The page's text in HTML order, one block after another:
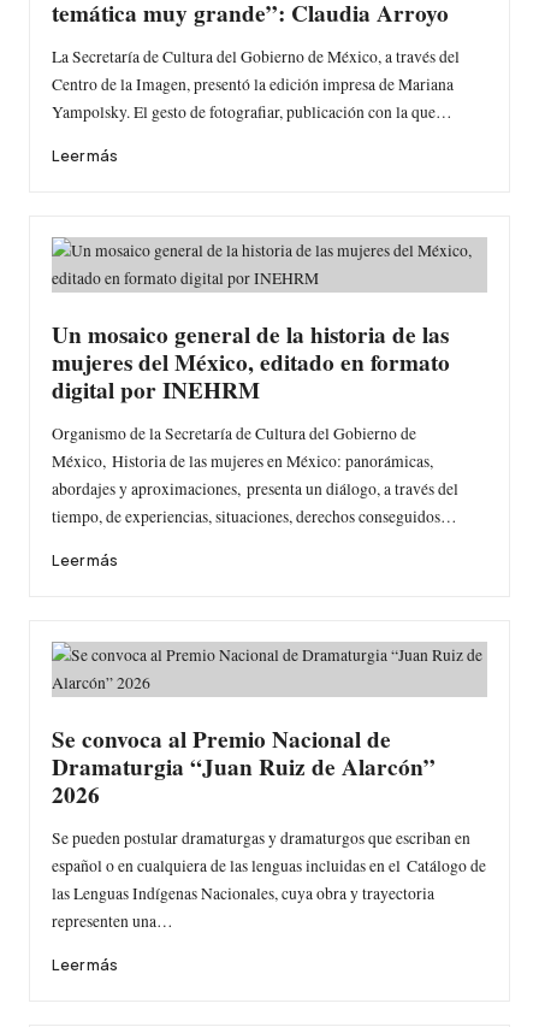
temática muy grande”: Claudia Arroyo
La Secretaría de Cultura del Gobierno de México, a través del
Centro de la Imagen, presentó la edición impresa de Mariana
Yampolsky. El gesto de fotografiar, publicación con la que…
Leer más
Un mosaico general de la historia de las
mujeres del México, editado en formato
digital por INEHRM
Organismo de la Secretaría de Cultura del Gobierno de
México, Historia de las mujeres en México: panorámicas,
abordajes y aproximaciones, presenta un diálogo, a través del
tiempo, de experiencias, situaciones, derechos conseguidos…
Leer más
Se convoca al Premio Nacional de
Dramaturgia “Juan Ruiz de Alarcón”
2026
Se pueden postular dramaturgas y dramaturgos que escriban en
español o en cualquiera de las lenguas incluidas en el Catálogo de
las Lenguas Indígenas Nacionales, cuya obra y trayectoria
representen una…
Leer más